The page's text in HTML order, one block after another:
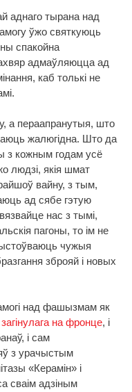
аднаго тырана над
ўжо святкуюць
спакойна
адмаўляюцца ад
каб толькі не
а пераапранутыя, што
жалюгідна. Што да
з кожным годам усё
людзі, якія шмат
вайну, з тым,
ад сябе гэтую
нас з тымі,
пагоны, то ім не
чужыя
зброяй і новых
над фашызмам як
на фронце, і
і сам
з урачыстым
«Керамін» і
сваім адзіным